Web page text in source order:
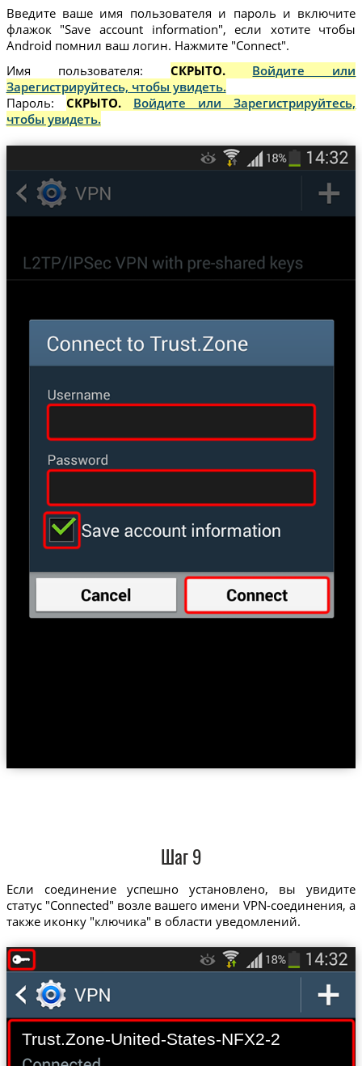
Введите ваше имя пользователя и пароль и включите
флажок "Save account information", если хотите чтобы
Android помнил ваш логин. Нажмите "Connect".
Имя пользователя: СКРЫТО. Войдите или
Зарегистрируйтесь, чтобы увидеть.
Пароль: СКРЫТО. Войдите или Зарегистрируйтесь,
чтобы увидеть.
Шаг 9
Если соединение успешно установлено, вы увидите
статус "Connected" возле вашего имени VPN-соединения, а
также иконку "ключика" в области уведомлений.
Trust.Zone-United-States-NFX2-2